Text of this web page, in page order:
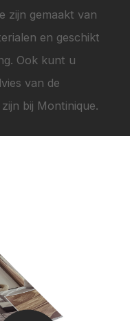
zijn gemaakt van
en geschikt
Ook kunt u
van de
bij Montinique.